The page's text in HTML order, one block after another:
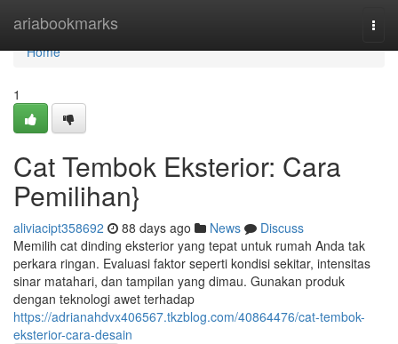
ariabookmarks
Home
Home
1
Cat Tembok Eksterior: Cara
Pemilihan}
aliviacipt358692 88 days ago News
Discuss
Memilih cat dinding eksterior yang tepat untuk rumah Anda tak
perkara ringan. Evaluasi faktor seperti kondisi sekitar, intensitas
sinar matahari, dan tampilan yang dimau. Gunakan produk
dengan teknologi awet terhadap
https://adrianahdvx406567.tkzblog.com/40864476/cat-tembok-
eksterior-cara-desain